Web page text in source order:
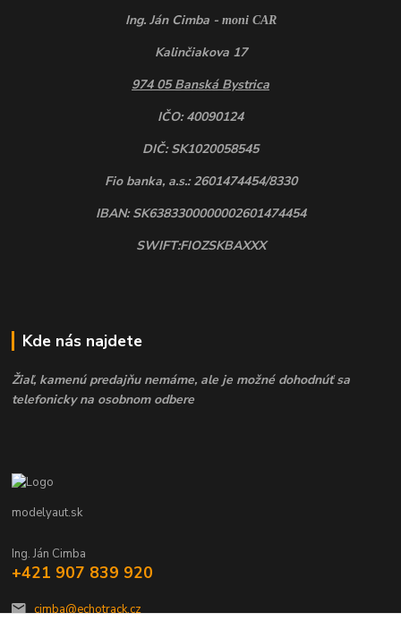
Ing. Ján Cimba - moni CAR
Kalinčiakova 17
974 05 Banská Bystrica
IČO: 40090124
DIČ: SK1020058545
Fio banka, a.s.: 2601474454/8330
IBAN: SK6383300000002601474454
SWIFT:FIOZSKBAXXX
Kde nás najdete
Žiaľ, kamenú predajňu nemáme, ale je možné dohodnúť sa
telefonicky na osobnom odbere
modelyaut.sk
Ing. Ján Cimba
+421 907 839 920
cimba@echotrack.cz